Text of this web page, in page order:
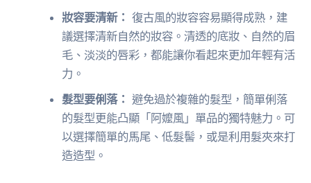
妝容要清新： 復古風的妝容容易顯得成熟，建
議選擇清新自然的妝容。清透的底妝、自然的眉
毛、淡淡的唇彩，都能讓你看起來更加年輕有活
力。
髮型要俐落： 避免過於複雜的髮型，簡單俐落
的髮型更能凸顯「阿嬤風」單品的獨特魅力。可
以選擇簡單的馬尾、低髮髻，或是利用髮夾來打
造造型。